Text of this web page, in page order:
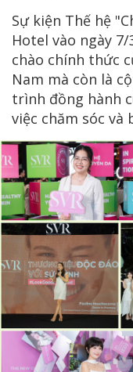
Sự kiện Thế hệ
Hotel vào ngày
chào chính thức
Nam mà còn là
trình đồng hành
việc chăm sóc và